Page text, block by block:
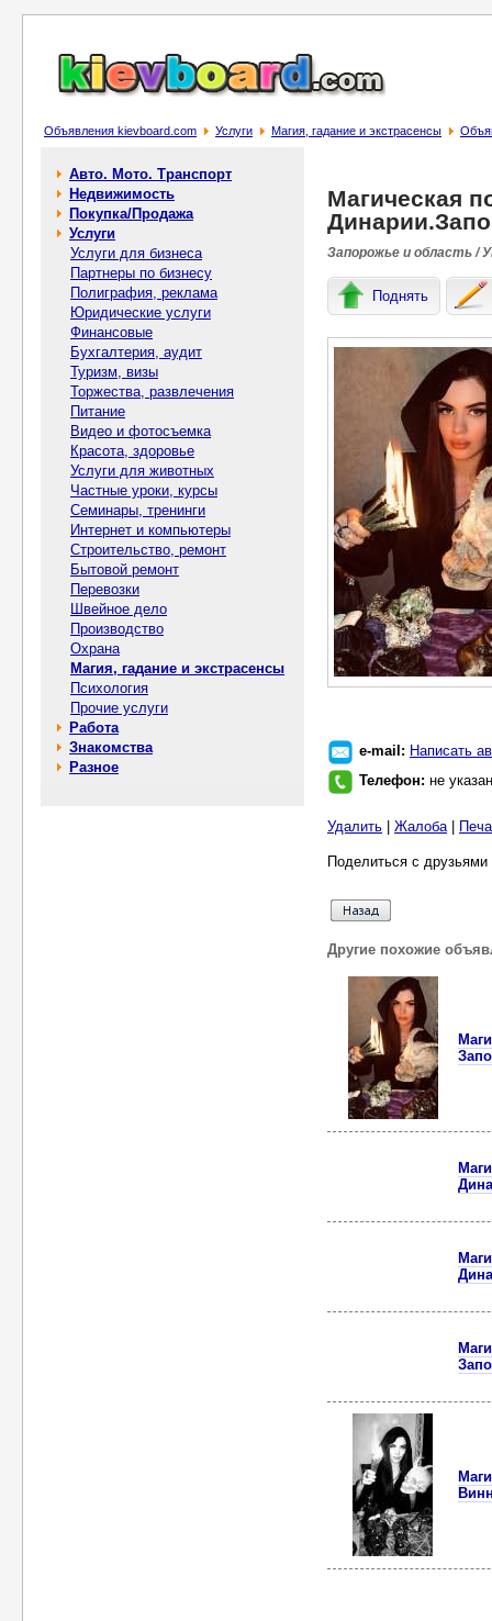
Объявления kievboard.com Услуги Магия, гадание и экстрасенсы
Авто. Мото. Транспорт
Недвижимость
Покупка/Продажа
Услуги
Услуги для бизнеса
Партнеры по бизнесу
Полиграфия, реклама
Юридические услуги
Финансовые
Бухгалтерия, аудит
Туризм, визы
Торжества, развлечения
Питание
Видео и фотосъемка
Красота, здоровье
Услуги для животных
Частные уроки, курсы
Семинары, тренинги
Интернет и компьютеры
Строительство, ремонт
Бытовой ремонт
Перевозки
Швейное дело
Производство
Охрана
Магия, гадание и экстрасенсы
Психология
Прочие услуги
Работа
Знакомства
Разное
Магическая
Запорожье и область /
Поднять
e-mail: Написать
Телефон: не указан
Удалить Жалоба|
Поделиться с
Другие похожие